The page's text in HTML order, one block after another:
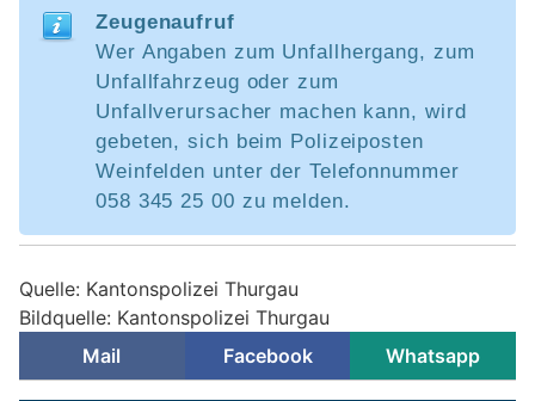
Zeugenaufruf
Wer Angaben zum Unfallhergang, zum
Unfallfahrzeug oder zum
Unfallverursacher machen kann, wird
gebeten, sich beim Polizeiposten
Weinfelden unter der Telefonnummer
058 345 25 00 zu melden.
Quelle: Kantonspolizei Thurgau
Bildquelle: Kantonspolizei Thurgau
Mail
Facebook Whatsapp